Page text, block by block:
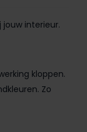
interieur.
kloppen.
Zo